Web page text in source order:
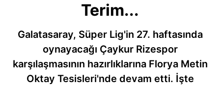
Terim...
Galatasaray, Süper Lig'in 27. haftasında
oynayacağı Çaykur Rizespor
karşılaşmasının hazırlıklarına Florya Metin
Oktay Tesisleri'nde devam etti. İşte